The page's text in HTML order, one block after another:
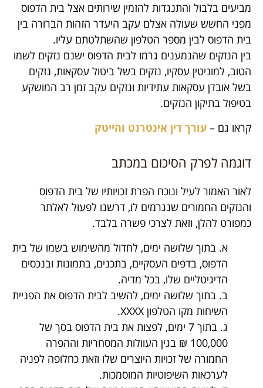
מביעים בלבול והתנגדות להזמין שירותים אצל בית הדפוס
מפני החשש שעולה אצלם עקב היעדר הזהות הברורה בין
בית הדפוס לבין מספר הטלפון שהשתלטתם עליו.
בין הנזקים שהנמענים גרמו לבית הדפוס ישנם נזקים לשמו
הטוב, למוניטין עסקיו, נזקים בשל ביטול עסקאות, נזקים
בשל אובדן עסקאות עתידיות ונזקים עקב זמן רב המושקע
בטיפול בתיקון הנזקים.
קראו גם – עורך דין אינטרנט והייטק
דוגמה לפרק הסיכום במכתב
לאור האמור לעיל ונוכח הפרת זכויותיו של בית הדפוס
והנזקים החמורים שנגרמים לו, דרשנו לפעול לאלתר
כמפורט להלן, וזאת לצרכי פשרה בלבד.
א. בתוך שלושה ימים, לחדול מהשימוש בשמו של בית
הדפוס, בדפים העסקיים, בתכנים, בתמונות ובנכסים
הדיגיטליים שלו, בכל מדיה.
ב. בתוך שלושה ימים, להשיב לבית הדפוס את הפניית
השיחות מקו הטלפון XXXX.
ג. בתוך 7 ימים, לפצות את בית הדפוס בסך של
100,000 ₪ בגין העוולות המסחריות וההפרה
החמורה של זכויות היוצרים שלו וזאת כחלופה לפניה
לערכאות השיפוטיות המוסמכות.